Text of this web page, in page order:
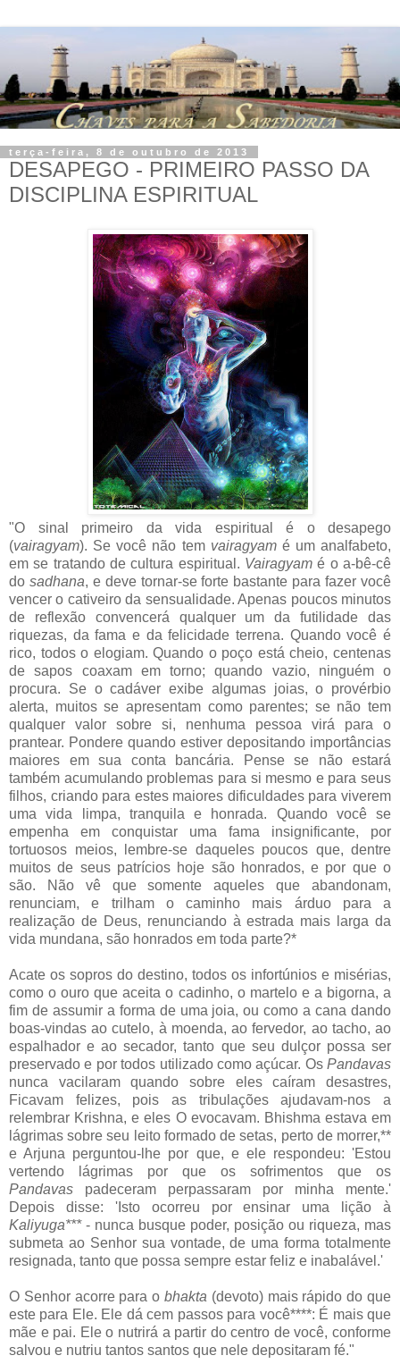
terça-feira, 8 de outubro de 2013
DESAPEGO - PRIMEIRO PASSO DA
DISCIPLINA ESPIRITUAL
"O sinal primeiro da vida espiritual é o desapego
(vairagyam). Se você não tem vairagyamé um analfabeto,
em se tratando de cultura espiritual. Vairagyam é o a-bê-cê
do sadhana, e deve tornar-se forte bastante para fazer você
vencer o cativeiro da sensualidade. Apenas poucos minutos
de reflexão convencerá qualquer um da futilidade das
riquezas, da fama e da felicidade terrena. Quando você é
rico, todos o elogiam. Quando o poço está cheio, centenas
de sapos coaxam em torno; quando vazio, ninguém o
procura. Se o cadáver exibe algumas joias, o provérbio
alerta, muitos se apresentam como parentes; se não tem
qualquer valor sobre si, nenhuma pessoa virá para o
prantear. Pondere quando estiver depositando importâncias
maiores em sua conta bancária. Pense se não estará
também acumulando problemas para si mesmo e para seus
filhos, criando para estes maiores dificuldades para viverem
uma vida limpa, tranquila e honrada. Quando você se
empenha em conquistar uma fama insignificante, por
tortuosos meios, lembre-se daqueles poucos que, dentre
muitos de seus patrícios hoje são honrados, e por que o
são. Não vê que somente aqueles que abandonam,
renunciam, e trilham o caminho mais árduo para a
realização de Deus, renunciando à estrada mais larga da
vida mundana, são honrados em toda parte?*
Acate os sopros do destino, todos os infortúnios e misérias,
como o ouro que aceita o cadinho, o martelo e a bigorna, a
fim de assumir a forma de uma joia, ou como a cana dando
boas-vindas ao cutelo, à moenda, ao fervedor, ao tacho, ao
espalhador e ao secador, tanto que seu dulçor possa ser
preservado e por todos utilizado como açúcar. Os Pandavas
nunca vacilaram quando sobre eles caíram desastres,
Ficavam felizes, pois as tribulações ajudavam-nos a
relembrar Krishna, e eles O evocavam. Bhishma estava em
lágrimas sobre seu leito formado de setas, perto de morrer,**
e Arjuna perguntou-lhe por que, e ele respondeu: 'Estou
vertendo lágrimas por que os sofrimentos que os
Pandavas padeceram perpassaram por minha mente.'
Depois disse: 'Isto ocorreu por ensinar uma lição à
Kaliyuga*** - nunca busque poder, posição ou riqueza, mas
submeta ao Senhor sua vontade, de uma forma totalmente
resignada, tanto que possa sempre estar feliz e inabalável.'
O Senhor acorre para o bhakta (devoto) mais rápido do que
este para Ele. Ele dá cem passos para você****: É mais que
mãe e pai. Ele o nutrirá a partir do centro de você, conforme
salvou e nutriu tantos santos que nele depositaram fé."